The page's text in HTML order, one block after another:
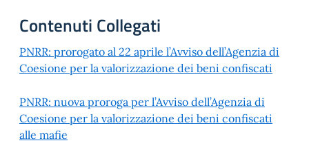
Contenuti Collegati
PNRR: prorogato al 22 aprile l’Avviso dell’Agenzia di
Coesione per la valorizzazione dei beni confiscati
PNRR: nuova proroga per l’Avviso dell’Agenzia di
Coesione per la valorizzazione dei beni confiscati
alle mafie